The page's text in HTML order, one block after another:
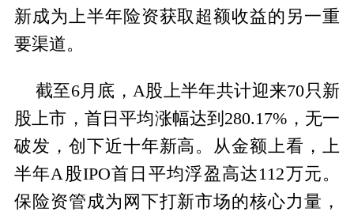
新成为上半年险资获取超额收益的另一重
要渠道。
截至6月底，A股上半年共计迎来70只新
股上市，首日平均涨幅达到280.17%，无一
破发，创下近十年新高。从金额上看，上
半年A股IPO首日平均浮盈高达112万元。
保险资管成为网下打新市场的核心力量，